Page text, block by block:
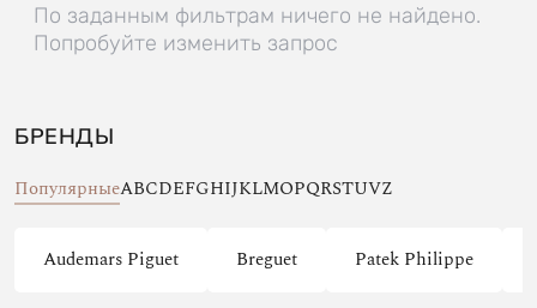
По заданным фильтрам ничего не найдено.
Попробуйте изменить запрос
БРЕНДЫ
ПопулярныеABCDEFGHIJKLMOPQRSTUVZ
Audemars Piguet Breguet Patek Philippe